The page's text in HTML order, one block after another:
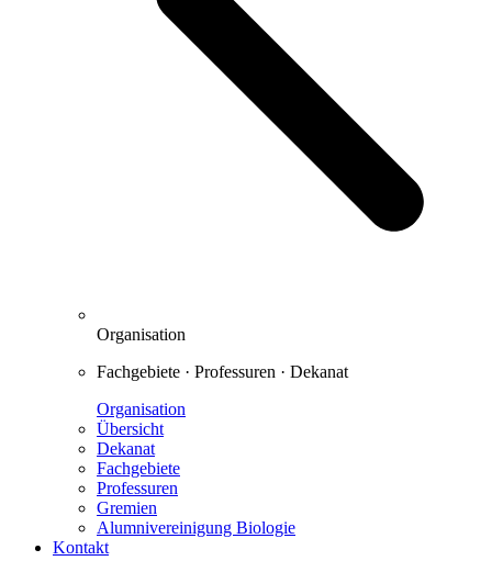
Organisation
Fachgebiete · Professuren · Dekanat
Organisation
Übersicht
Dekanat
Fachgebiete
Professuren
Gremien
Alumnivereinigung Biologie
Kontakt